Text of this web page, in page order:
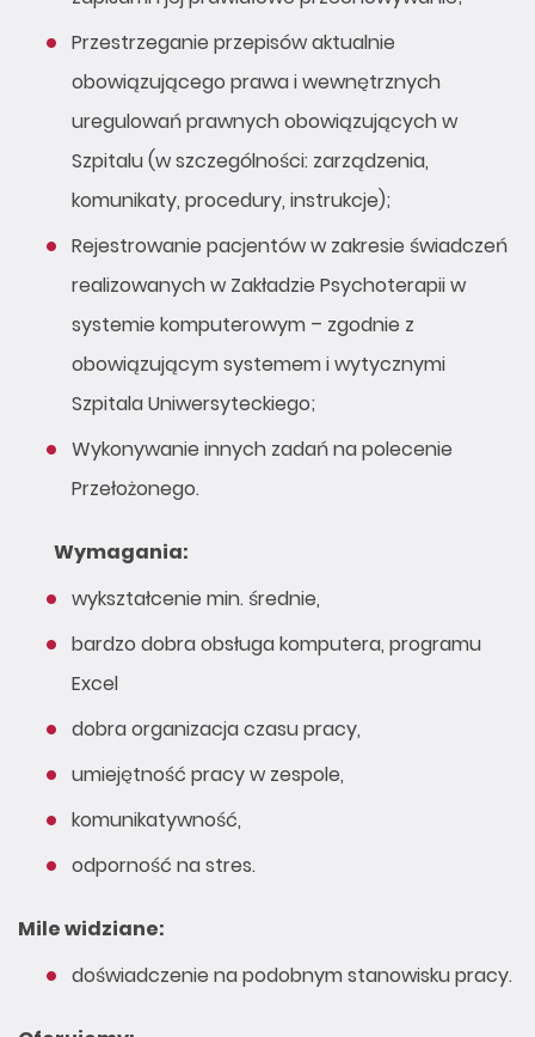
Przestrzeganie przepisów aktualnie
obowiązującego prawa i wewnętrznych
uregulowań prawnych obowiązujących w
Szpitalu (w szczególności: zarządzenia,
komunikaty, procedury, instrukcje);
Rejestrowanie pacjentów w zakresie świadczeń
realizowanych w Zakładzie Psychoterapii w
systemie komputerowym – zgodnie z
obowiązującym systemem i wytycznymi
Szpitala Uniwersyteckiego;
Wykonywanie innych zadań na polecenie
Przełożonego.
Wymagania:
wykształcenie min. średnie,
bardzo dobra obsługa komputera, programu
Excel
dobra organizacja czasu pracy,
umiejętność pracy w zespole,
komunikatywność,
odporność na stres.
Mile widziane:
doświadczenie na podobnym stanowisku pracy.